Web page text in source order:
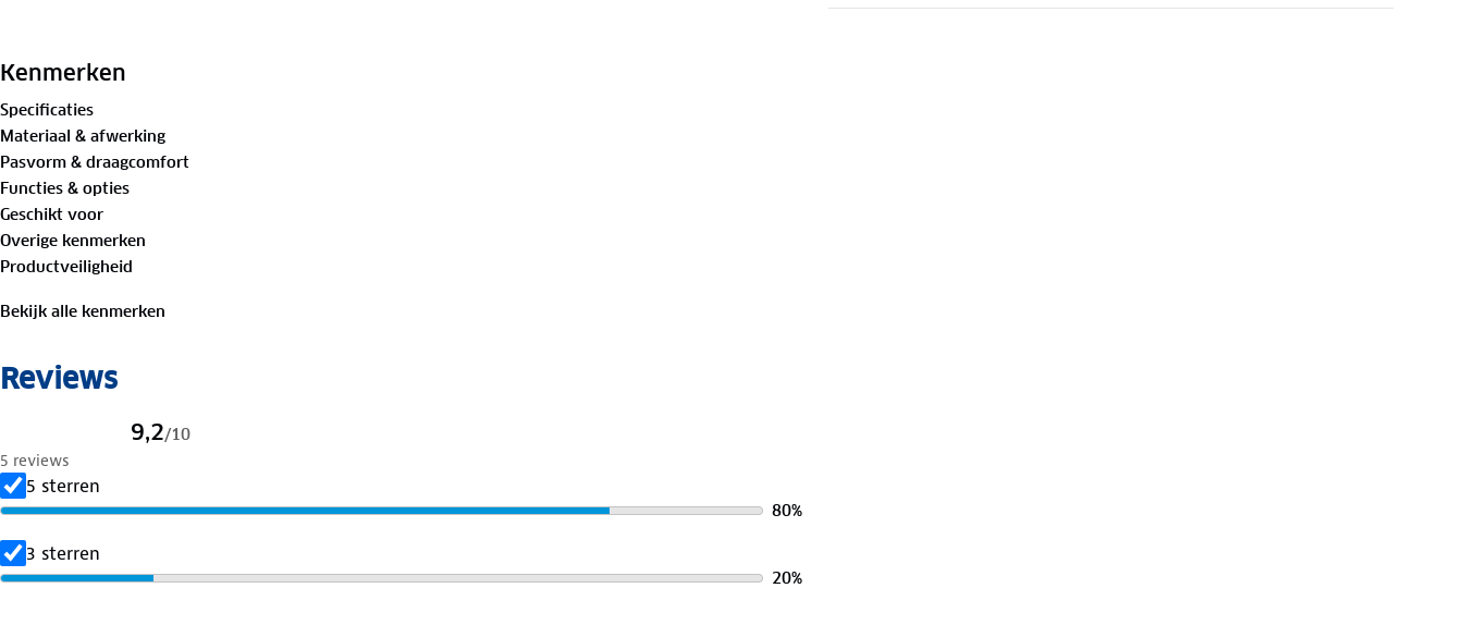
vulling rond enkel, hiel en tong, en een EVA tussenzool voor extra demping bij elke stap. De
waterdichte heren wandelschoen is hiermee klaar voor dagelijks gebruik en lichte hikes,
waarbij functionaliteit en ondersteuning centraal staan.
Kenmerken
Specificaties
Materiaal & afwerking
Pasvorm & draagcomfort
Functies & opties
Geschikt voor
Overige kenmerken
Productveiligheid
Bekijk alle kenmerken
Reviews
9,2/10
5 reviews
5 sterren
80%
3 sterren
20%